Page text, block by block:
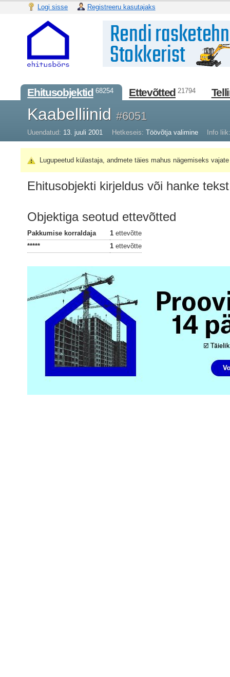
Logi sisse Registreeru kasutajaks
Ehitusobjektid 68254 Ettevõtted 21794
Kaabelliinid#6051
Uuendatud: 13. juuli 2001 Hetkeseis: Töövõtja valimine Info liik:
Lugupeetud külastaja, andmete täies mahus nägemiseks
Ehitusobjekti kirjeldus või hanke tekst
Objektiga seotud ettevõtted
Pakkumise korraldaja 1 ettevõtte
*****
1 ettevõtte